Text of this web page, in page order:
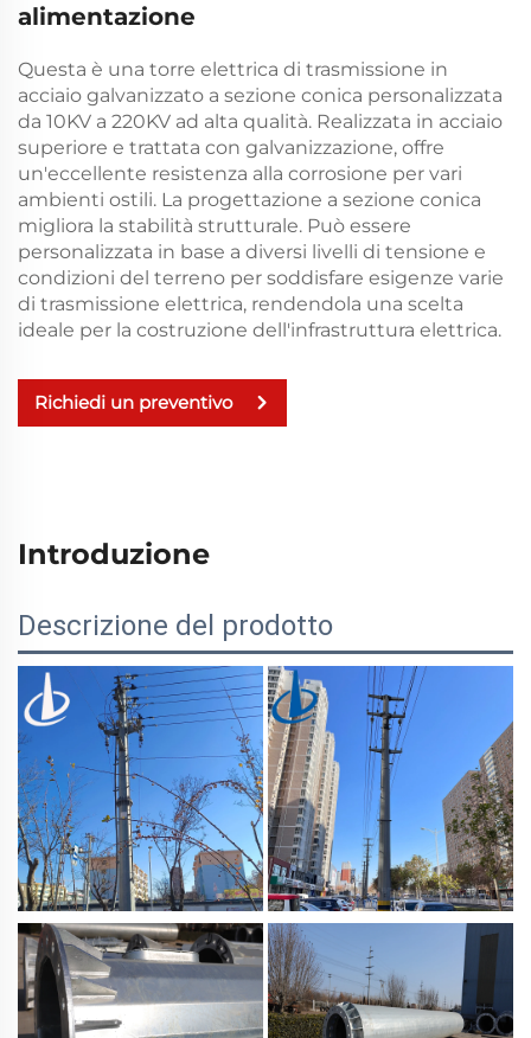
alimentazione
Questa è una torre elettrica di trasmissione in
acciaio galvanizzato a sezione conica personalizzata
da 10KV a 220KV ad alta qualità. Realizzata in acciaio
superiore e trattata con galvanizzazione, offre
un'eccellente resistenza alla corrosione per vari
ambienti ostili. La progettazione a sezione conica
migliora la stabilità strutturale. Può essere
personalizzata in base a diversi livelli di tensione e
condizioni del terreno per soddisfare esigenze varie
di trasmissione elettrica, rendendola una scelta
ideale per la costruzione dell'infrastruttura elettrica.
Richiedi un preventivo
Introduzione
Descrizione del prodotto